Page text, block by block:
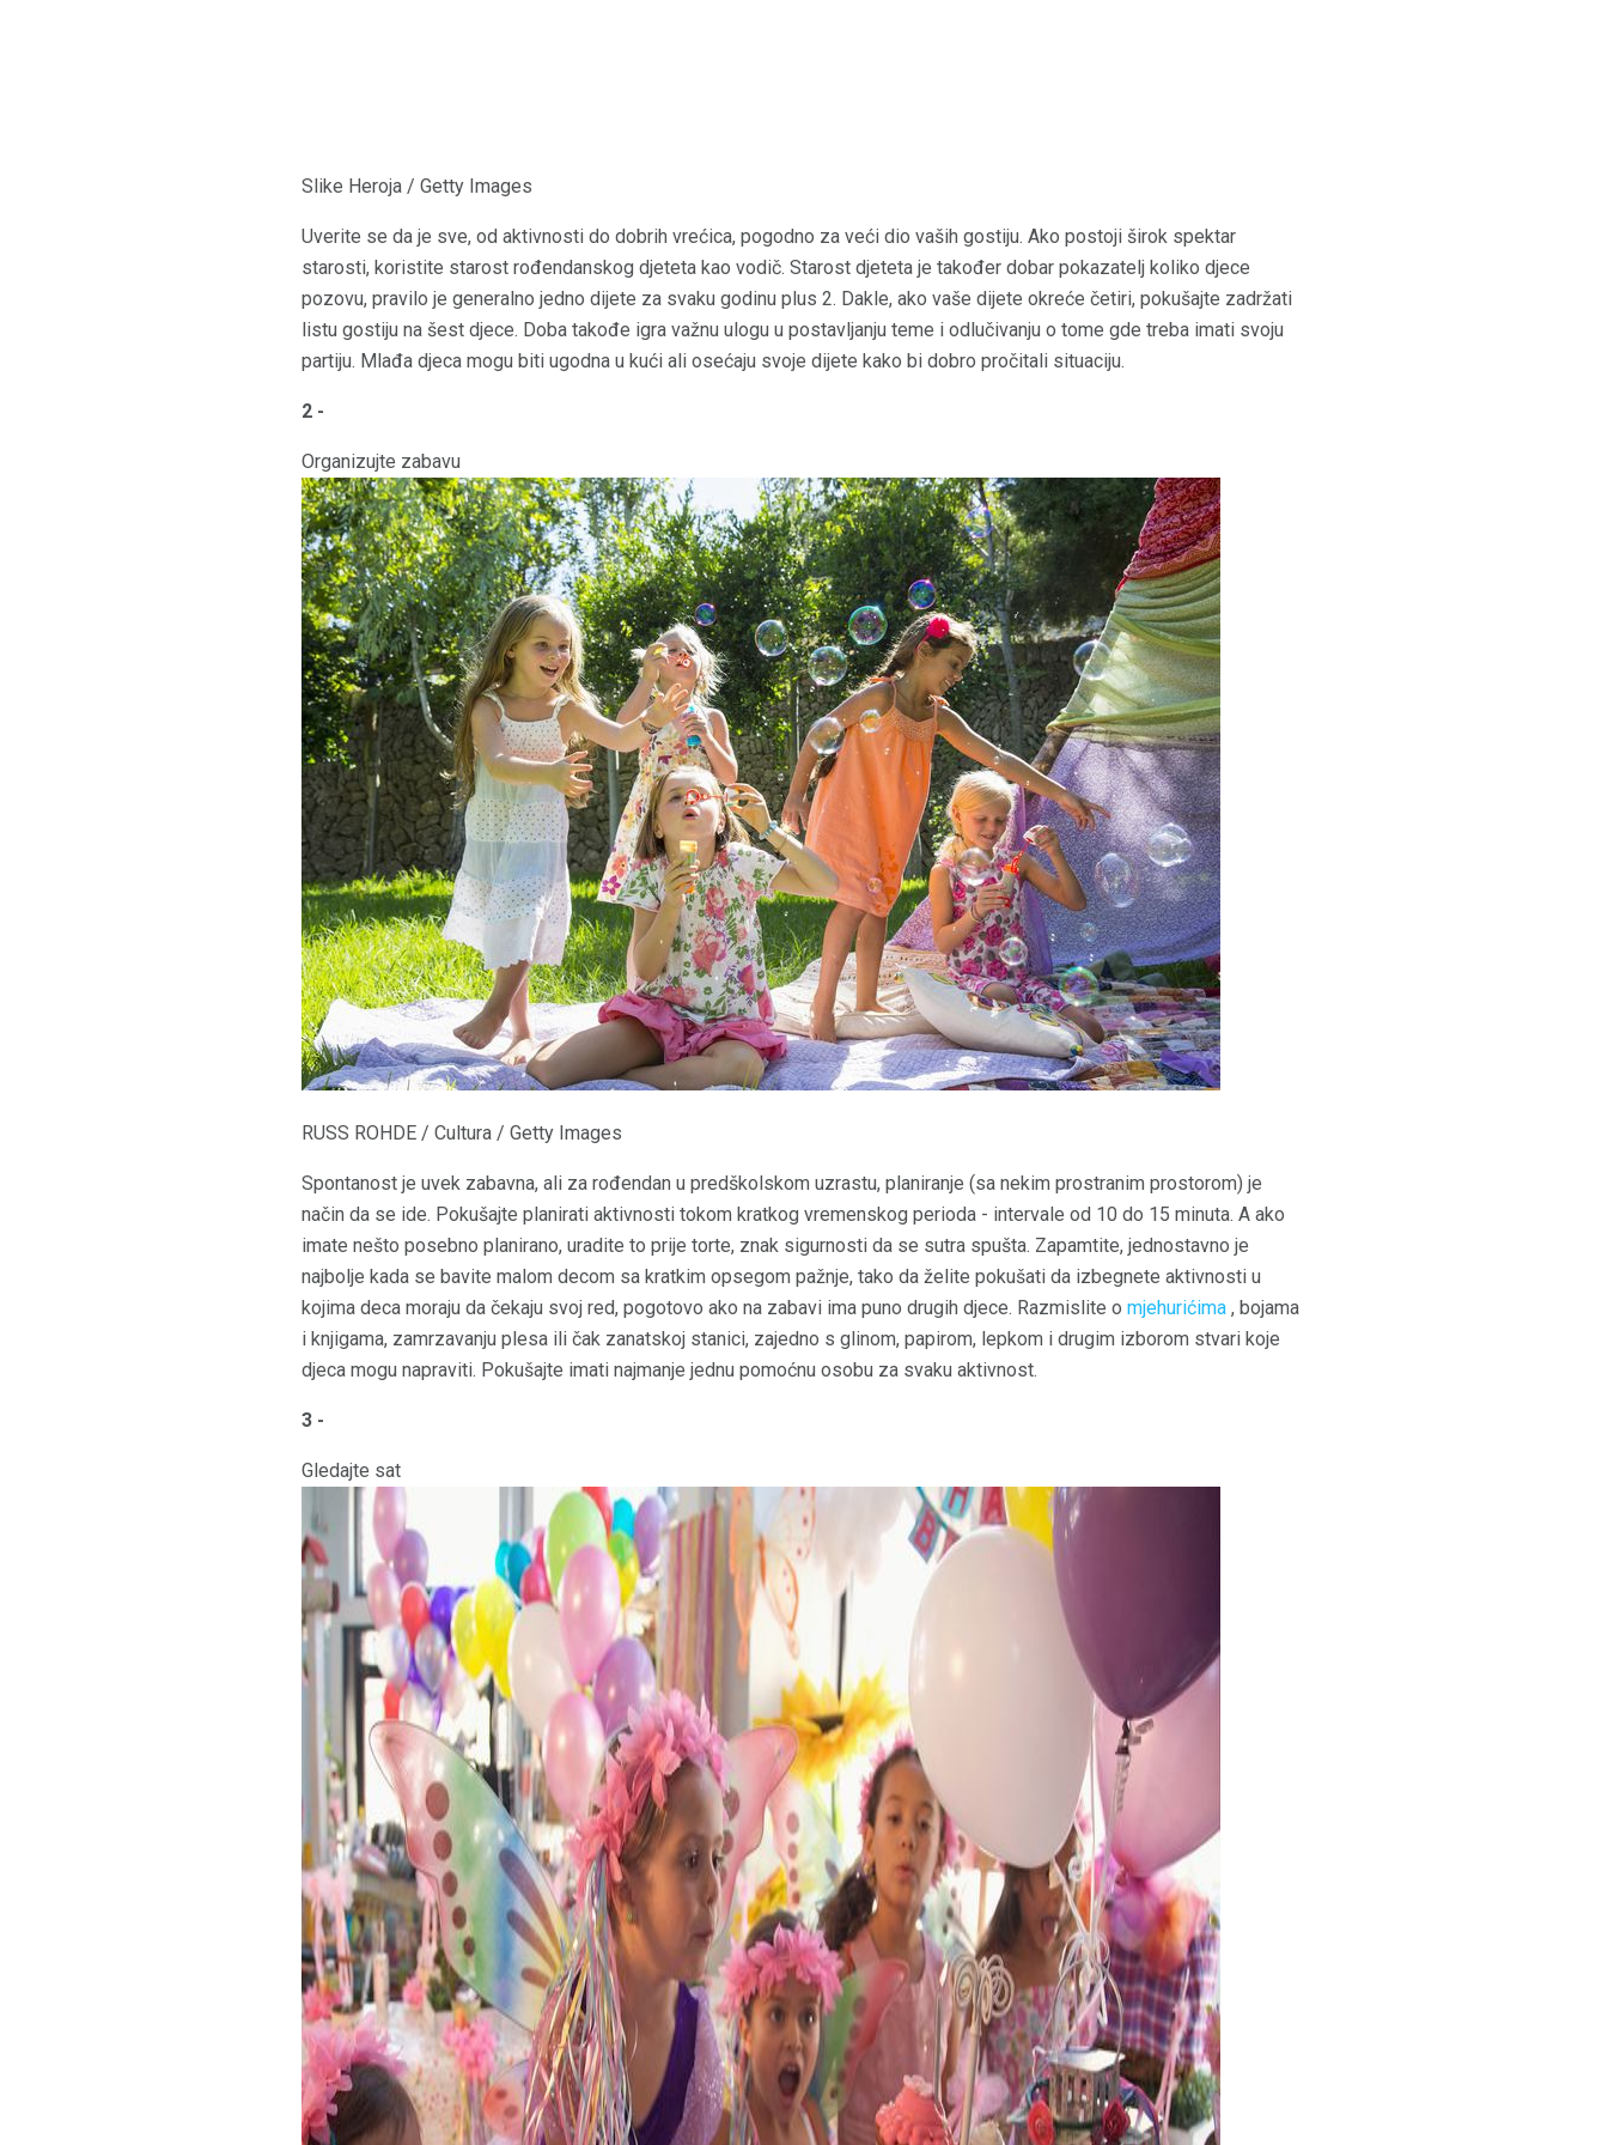
Slike Heroja / Getty Images
Uverite se da je sve, od aktivnosti do dobrih vrećica, pogodno za veći dio vaših gostiju. Ako postoji širok spektar
starosti, koristite starost rođendanskog djeteta kao vodič. Starost djeteta je također dobar pokazatelj koliko djece
pozovu, pravilo je generalno jedno dijete za svaku godinu plus 2. Dakle, ako vaše dijete okreće četiri, pokušajte zadržati
listu gostiju na šest djece. Doba takođe igra važnu ulogu u postavljanju teme i odlučivanju o tome gde treba imati svoju
partiju. Mlađa djeca mogu biti ugodna u kući ali osećaju svoje dijete kako bi dobro pročitali situaciju.
2 -
Organizujte zabavu
RUSS ROHDE / Cultura / Getty Images
Spontanost je uvek zabavna, ali za rođendan u predškolskom uzrastu, planiranje (sa nekim prostranim prostorom) je
način da se ide. Pokušajte planirati aktivnosti tokom kratkog vremenskog perioda - intervale od 10 do 15 minuta. A ako
imate nešto posebno planirano, uradite to prije torte, znak sigurnosti da se sutra spušta. Zapamtite, jednostavno je
najbolje kada se bavite malom decom sa kratkim opsegom pažnje, tako da želite pokušati da izbegnete aktivnosti u
kojima deca moraju da čekaju svoj red, pogotovo ako na zabavi ima puno drugih djece. Razmislite o mjehurićima , bojama
i knjigama, zamrzavanju plesa ili čak zanatskoj stanici, zajedno s glinom, papirom, lepkom i drugim izborom stvari koje
djeca mogu napraviti. Pokušajte imati najmanje jednu pomoćnu osobu za svaku aktivnost.
3 -
Gledajte sat